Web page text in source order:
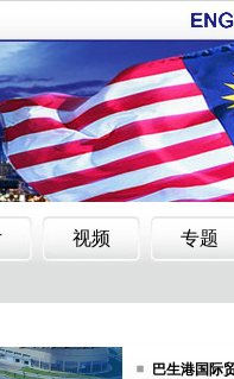
心 拘捕非法逗留中国籍女子
人居民抗议小区建电讯塔
人居民抗议小区建电讯塔
巴生港国际